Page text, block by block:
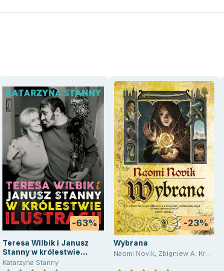
-63%
Teresa Wilbik i Janusz
Stanny w królestwie
ilustracji
Katarzyna Stanny
-23%
Wybrana
Naomi Novik, Zbigniew A. Królicki